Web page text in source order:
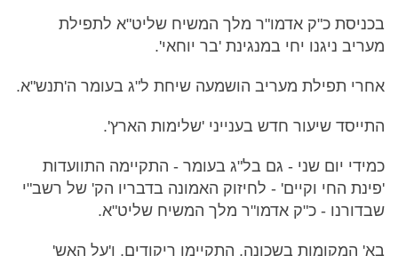
בכניסת כ"ק אדמו"ר מלך המשיח שליט"א לתפילת
מעריב ניגנו יחי במנגינת 'בר יוחאי'.
אחרי תפילת מעריב הושמעה שיחת ל"ג בעומר ה'תנש"א.
התייסד שיעור חדש בענייני 'שלימות הארץ'.
כמידי יום שני - גם בל"ג בעומר - התקיימה התוועדות
'פינת החי וקיים' - לחיזוק האמונה בדבריו הק' של רשב"י
שבדורנו - כ"ק אדמו"ר מלך המשיח שליט"א.
בא' המקומות בשכונה, התקיימו ריקודים, ו'על האש'